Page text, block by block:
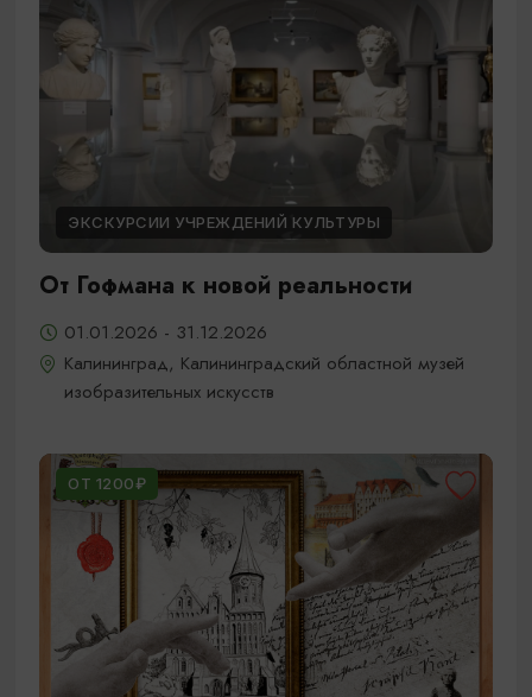
ЭКСКУРСИИ УЧРЕЖДЕНИЙ КУЛЬТУРЫ
От Гофмана к новой реальности
01.01.2026 - 31.12.2026
Калининград, Калининградский областной музей
изобразительных искусств
ОТ 1200₽